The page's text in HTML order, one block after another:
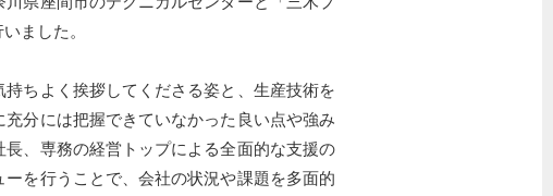
ました。
ちよく挨拶してくださる姿と、生産技術を
分には把握できていなかった良い点や強み
、専務の経営トップによる全面的な支援の
を行うことで、会社の状況や課題を多面的